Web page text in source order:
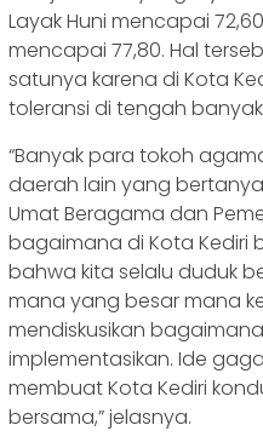
Layak Huni mencapai
mencapai 77,80. Hal
satunya karena di Kota
toleransi di tengah
“Banyak para tokoh
daerah lain yang
Umat Beragama dan
bagaimana di Kota Kediri
bahwa kita selalu duduk
mana yang besar mana
mendiskusikan
implementasikan. Ide
membuat Kota Kediri
bersama,” jelasnya.